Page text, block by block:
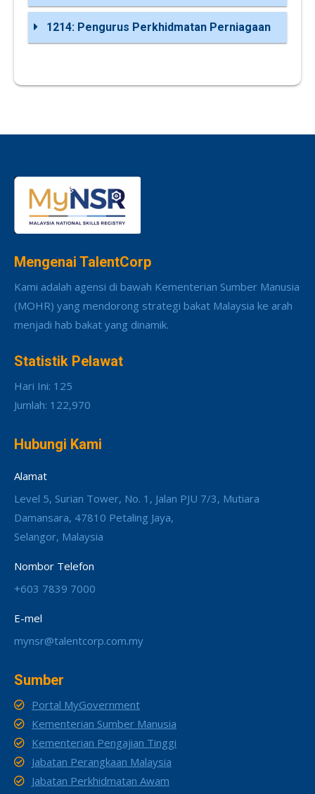
1214: Pengurus Perkhidmatan Perniagaan
Mengenai TalentCorp
Kami adalah agensi di bawah Kementerian Sumber Manusia
(MOHR) yang mendorong strategi bakat Malaysia ke arah
menjadi hab bakat yang dinamik.
Statistik Pelawat
Hari Ini: 125
Jumlah: 122,970
Hubungi Kami
Alamat
Level 5, Surian Tower, No. 1, Jalan PJU 7/3, Mutiara
Damansara, 47810 Petaling Jaya,
Selangor, Malaysia
Nombor Telefon
+603 7839 7000
E-mel
mynsr@talentcorp.com.my
Sumber
Portal MyGovernment
Kementerian Sumber Manusia
Kementerian Pengajian Tinggi
Jabatan Perangkaan Malaysia
Jabatan Perkhidmatan Awam